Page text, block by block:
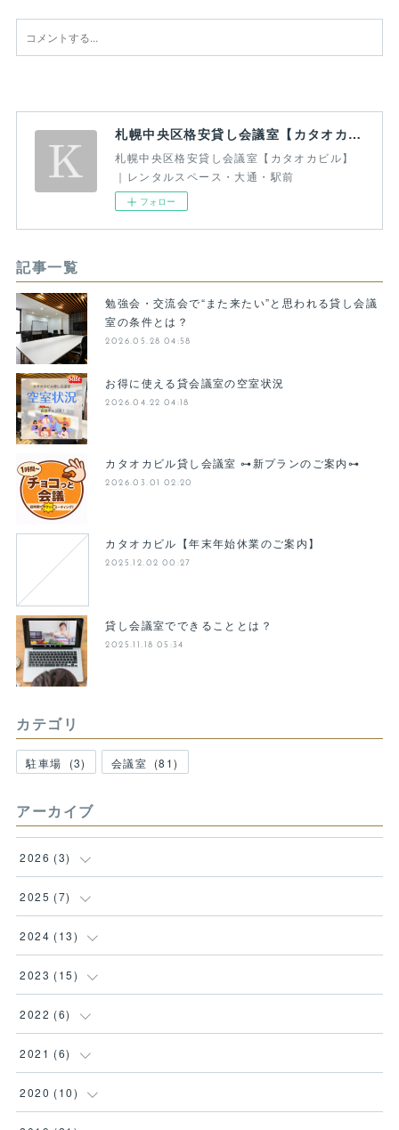
札幌中央区格安貸し会議室【カタオカビル】｜レンタルスペース・大通・駅前
札幌中央区格安貸し会議室【カタオカビル】
｜レンタルスペース・大通・駅前
フォロー
記事一覧
勉強会・交流会で“また来たい”と思われる貸し会議
室の条件とは？
2026.05.28 04:58
お得に使える貸会議室の空室状況
2026.04.22 04:18
カタオカビル貸し会議室 ⊶新プランのご案内⊶
2026.03.01 02:20
カタオカビル【年末年始休業のご案内】
2025.12.02 00:27
貸し会議室でできることとは？
2025.11.18 05:34
カテゴリ
駐車場 (3) 会議室 (81)
アーカイブ
2026 (3)
(1
(1)
( 1)
2025 (7)
(1)
(1)
(1
(1
2024 (13)
(1)
(1
(1
( 1 )
2023 (15)
(1
(1
(1)
( 3 )
2022 (6)
(1
(2)
(1 )
2021 (6)
(2)
2020 (10)